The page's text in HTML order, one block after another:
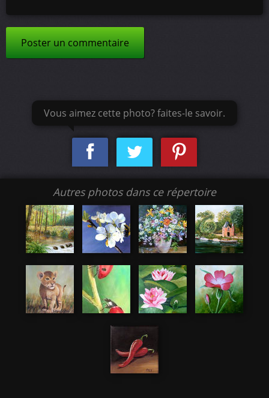
Poster un commentaire
Vous aimez cette photo? faites-le savoir.
Autres photos dans ce répertoire